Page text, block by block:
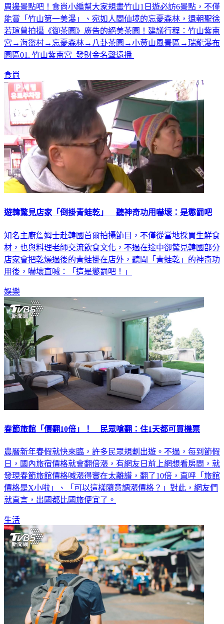
周邊景點吧！食尚小編幫大家規畫竹山1日遊必訪6景點，不僅
能賞「竹山第一美瀑」、宛如人間仙境的忘憂森林，還朝聖徐
若瑄曾拍攝《御茶園》廣告的絕美茶園！建議行程：竹山紫南
宮→海盜村→忘憂森林→八卦茶園→小黃山風景區→瑞龍瀑布
園區01. 竹山紫南宮 發財金名聲遠播
食尚
遊韓驚見店家「倒掛青蛙乾」 聽神奇功用嚇壞：是懲罰吧
知名主廚詹姆士赴韓國首爾拍攝節目，不僅從當地採買生鮮食
材，也與料理老師交流飲食文化，不過在途中卻驚見韓國部分
店家會把乾燥過後的青蛙掛在店外，聽聞「青蛙乾」的神奇功
用後，嚇壞直喊：「這是懲罰吧！」
娛樂
春節旅館「價翻10倍」！ 民眾嗆翻：住1天都可買機票
農曆新年春假就快來臨，許多民眾規劃出遊。不過，每到節假
日，國內旅宿價格就會翻倍漲，有網友日前上網想看房間，就
發現春節旅館價格喊漲得實在太離譜，翻了10倍，直呼「旅館
價格是X小啦」、「可以這樣隨意調漲價格？」對此，網友們
就直言，出國都比國旅便宜了。
生活